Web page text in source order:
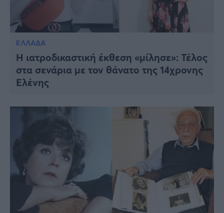
ΕΛΛΑΔΑ
Η ιατροδικαστική έκθεση «μίλησε»: Τέλος
στα σενάρια με τον θάνατο της 14χρονης
Ελένης